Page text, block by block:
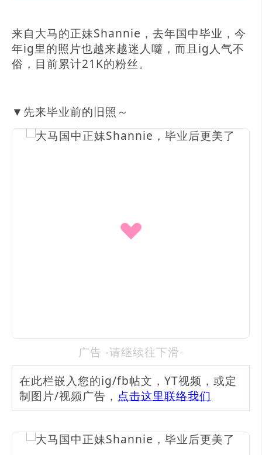
来自大马的正妹Shannie，去年国中毕业，今
年ig里的照片也越来越迷人囖，而且ig人气不
俗，目前累计21K的粉丝。
▼先来毕业前的旧照～
广告 -请继续往下滑-
在此栏嵌入您的ig/fb帖文，YT视频，或定
制图片/视频广告， 点击这里联络我们